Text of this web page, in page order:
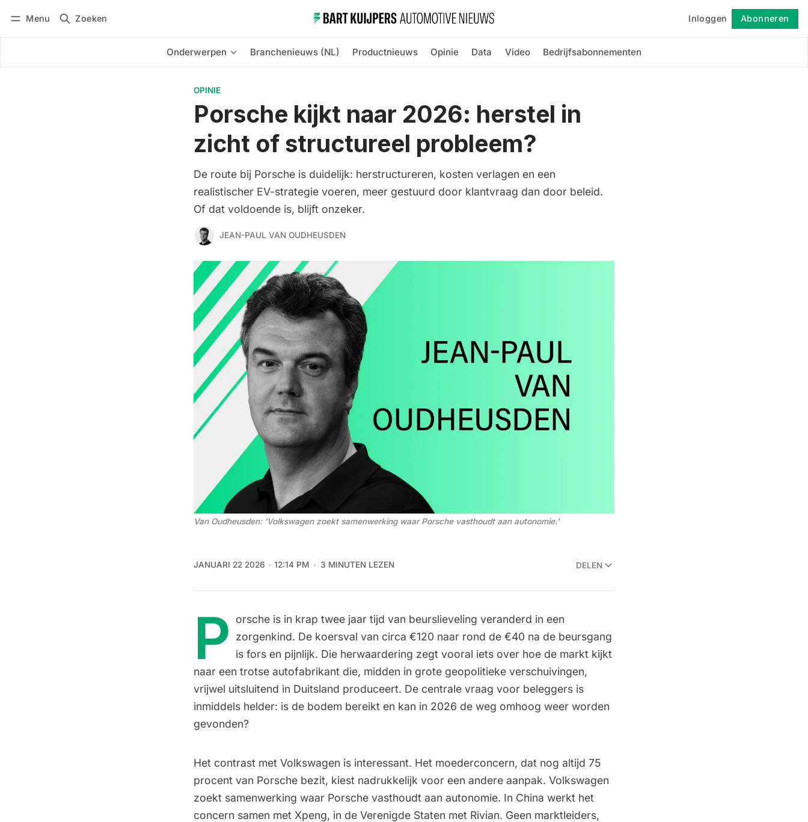
Menu Zoeken Inloggen Abonneren
Onderwerpen Branchenieuws (NL) Productnieuws Opinie Data Video Bedrijfsabonnementen
OPINIE
Porsche kijkt naar 2026: herstel in
zicht of structureel probleem?
De route bij Porsche is duidelijk: herstructureren, kosten verlagen en een
realistischer EV-strategie voeren, meer gestuurd door klantvraag dan door beleid.
Of dat voldoende is, blijft onzeker.
JEAN-PAUL VAN OUDHEUSDEN
Van Oudheusden: 'Volkswagen zoekt samenwerking waar Porsche vasthoudt aan autonomie.'
JANUARI 22 2026 12:14 PM 3 MINUTEN LEZEN DELEN
P
orsche is in krap twee jaar tijd van beurslieveling veranderd in een
zorgenkind. De koersval van circa €120 naar rond de €40 na de beursgang
is fors en pijnlijk. Die herwaardering zegt vooral iets over hoe de markt kijkt
naar een trotse autofabrikant die, midden in grote geopolitieke verschuivingen,
vrijwel uitsluitend in Duitsland produceert. De centrale vraag voor beleggers is
inmiddels helder: is de bodem bereikt en kan in 2026 de weg omhoog weer worden
gevonden?
Het contrast met Volkswagen is interessant. Het moederconcern, dat nog altijd 75
procent van Porsche bezit, kiest nadrukkelijk voor een andere aanpak. Volkswagen
zoekt samenwerking waar Porsche vasthoudt aan autonomie. In China werkt het
concern samen met Xpeng, in de Verenigde Staten met Rivian. Geen marktleiders,